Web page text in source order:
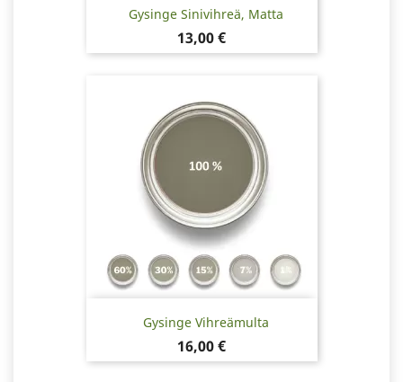
Gysinge Sinivihreä, Matta
Hinta
13,00 €
Gysinge Vihreämulta
Hinta
16,00 €